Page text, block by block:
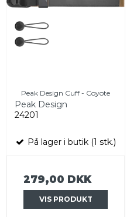
Peak Design Cuff - Coyote
Peak Design
24201
På lager i butik (1 stk.)
279,00 DKK
VIS PRODUKT